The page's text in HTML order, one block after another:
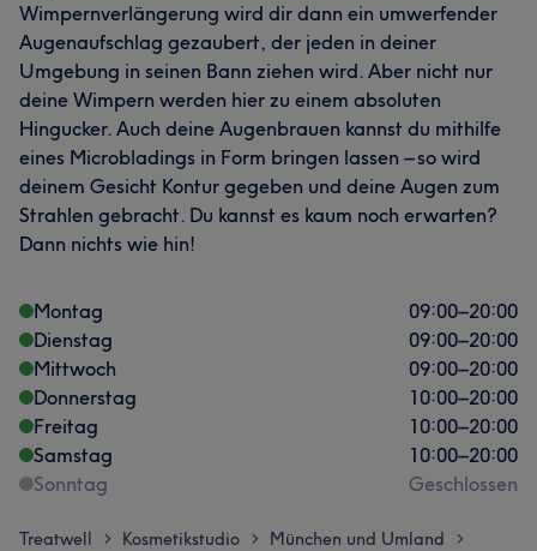
Wimpernverlängerung wird dir dann ein umwerfender
Augenaufschlag gezaubert, der jeden in deiner
Umgebung in seinen Bann ziehen wird. Aber nicht nur
deine Wimpern werden hier zu einem absoluten
Hingucker. Auch deine Augenbrauen kannst du mithilfe
eines Microbladings in Form bringen lassen – so wird
deinem Gesicht Kontur gegeben und deine Augen zum
Strahlen gebracht. Du kannst es kaum noch erwarten?
Dann nichts wie hin!
Montag 09:00–20:00
Dienstag
09:00–20:00
Mittwoch
09:00–20:00
Donnerstag
10:00–20:00
Freitag
10:00–20:00
Samstag
10:00–20:00
Sonntag
Geschlossen
Treatwell > Kosmetikstudio > München und Umland >